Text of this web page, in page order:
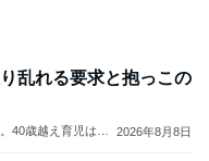
乱れる要求と抱っこの
40歳越え育児はツ
2026年8月8日